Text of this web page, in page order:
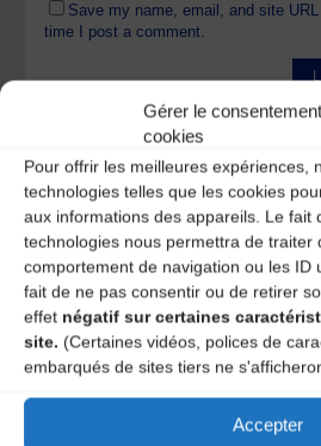
Gérer le
cookies
Pour offrir les meilleures expériences,
technologies telles que les cookies
aux informations des appareils. Le fait
technologies nous permettra de traiter
comportement de navigation ou les ID
fait de ne pas consentir ou de retirer
effet négatif sur certaines
site. (Certaines vidéos, polices de
embarqués de sites tiers ne
Accepter
Save my name, email, and site
time I post a comment.
Ce site utilise Akismet pour réduire
savoir plus sur la façon dont les
commentaires sont traitées.
A DECOUVRIR :